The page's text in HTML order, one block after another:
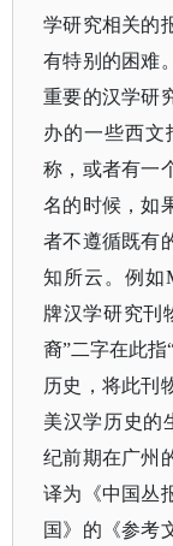
学研究相关的
有特别的困难
重要的汉学研
办的一些西文
称，或者有一
名的时候，如
者不遵循既有
知所云。例如
牌汉学研究刊
裔”二字在此
历史，将此刊
美汉学历史的
纪前期在广州
译为《中国丛
国》的《参考